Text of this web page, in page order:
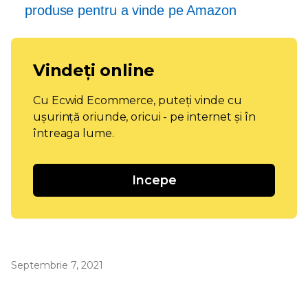
produse pentru a vinde pe Amazon
Vindeți online
Cu Ecwid Ecommerce, puteți vinde cu
ușurință oriunde, oricui - pe internet și în
întreaga lume.
Incepe
Septembrie 7, 2021